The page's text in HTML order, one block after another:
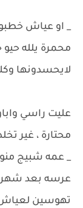
_ او عياش
محمرة يلله
لايحسدونها
عليت راسي
محتارة ، غير
_ عمه شبيج منو
عرسه بعد
تهوسين